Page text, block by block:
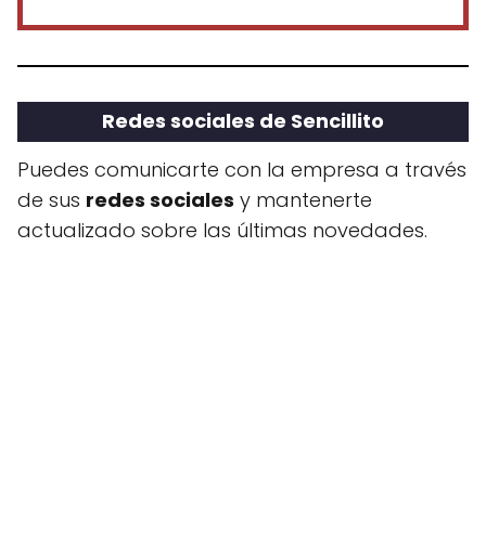
Redes sociales de Sencillito
Puedes comunicarte con la empresa a través
de sus redes sociales y mantenerte
actualizado sobre las últimas novedades.